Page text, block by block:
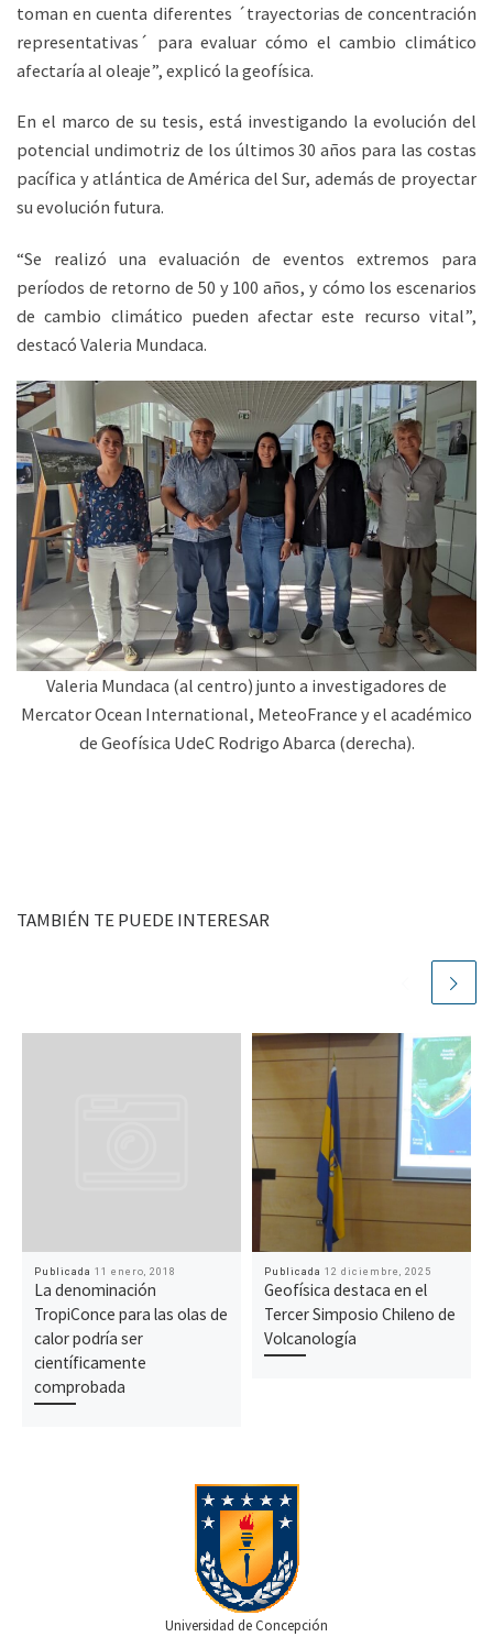
toman en cuenta diferentes ´trayectorias de concentración
representativas´ para evaluar cómo el cambio climático
afectaría al oleaje”, explicó la geofísica.
En el marco de su tesis, está investigando la evolución del
potencial undimotriz de los últimos 30 años para las costas
pacífica y atlántica de América del Sur, además de proyectar
su evolución futura.
“Se realizó una evaluación de eventos extremos para
períodos de retorno de 50 y 100 años, y cómo los escenarios
de cambio climático pueden afectar este recurso vital”,
destacó Valeria Mundaca.
Valeria Mundaca (al centro) junto a investigadores de
Mercator Ocean International, MeteoFrance y el académico
de Geofísica UdeC Rodrigo Abarca (derecha).
TAMBIÉN TE PUEDE INTERESAR
Publicada 11 enero, 2018
La denominación
TropiConce para las olas de
calor podría ser
científicamente
comprobada
Publicada 12 diciembre, 2025
Geofísica destaca en el
Tercer Simposio Chileno de
Volcanología
Universidad de Concepción